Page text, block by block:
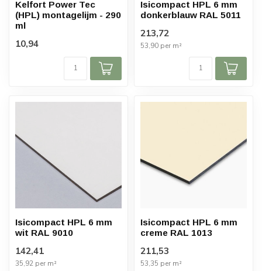
Kelfort Power Tec
(HPL) montagelijm - 290
ml
10,94
Isicompact HPL 6 mm
donkerblauw RAL 5011
213,72
53,90 per m²
Isicompact HPL 6 mm
wit RAL 9010
142,41
35,92 per m²
Isicompact HPL 6 mm
creme RAL 1013
211,53
53,35 per m²